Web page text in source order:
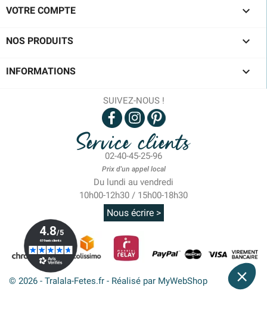
VOTRE COMPTE 
NOS PRODUITS 
INFORMATIONS 
SUIVEZ-NOUS !
Service clients
02-40-45-25-96
Prix d'un appel local
Du lundi au vendredi
10h00-12h30 / 15h00-18h30
Nous écrire >
© 2026 - Tralala-Fetes.fr - Réalisé par MyWebShop